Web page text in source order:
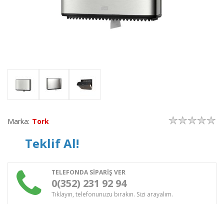
Marka: Tork
Teklif Al!
TELEFONDA SİPARİŞ VER
0(352) 231 92 94
Tıklayın, telefonunuzu bırakın. Sizi arayalım.